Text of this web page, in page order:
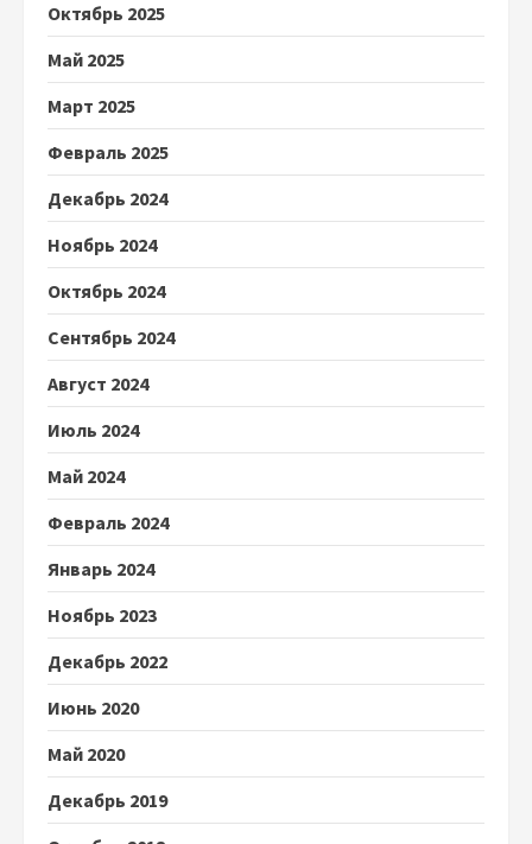
Октябрь 2025
Май 2025
Март 2025
Февраль 2025
Декабрь 2024
Ноябрь 2024
Октябрь 2024
Сентябрь 2024
Август 2024
Июль 2024
Май 2024
Февраль 2024
Январь 2024
Ноябрь 2023
Декабрь 2022
Июнь 2020
Май 2020
Декабрь 2019